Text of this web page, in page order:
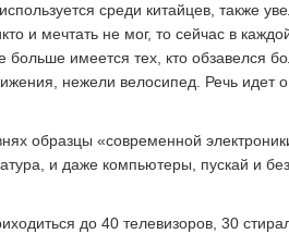
среди китайцев, также
и мечтать не мог, то сейчас в
имеется тех, кто обзавелся
нежели велосипед. Речь идет
образцы «современной
и даже компьютеры, пускай и
до 40 телевизоров, 30